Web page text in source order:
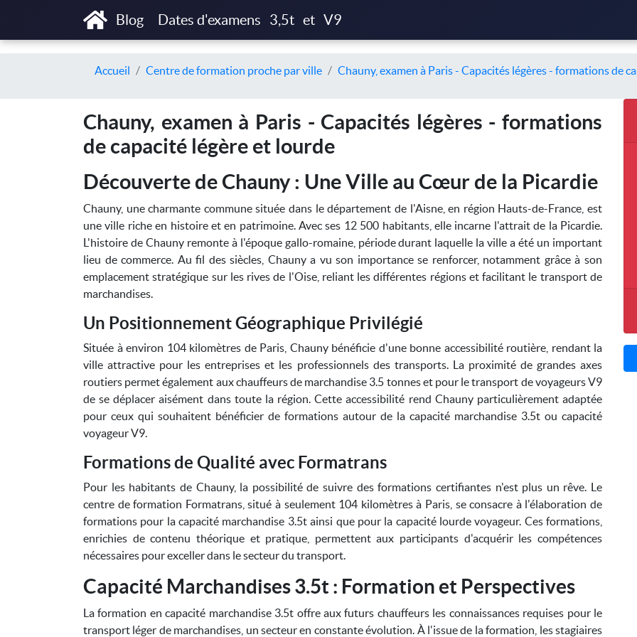
Blog Dates d'examens 3,5t et V9
Accueil Centre de formation proche par ville Chauny, examen à Paris - Capacités légères - formations de
Chauny, examen à Paris - Capacités légères - formations
de capacité légère et lourde
Découverte de Chauny : Une Ville au Cœur de la Picardie
Chauny, une charmante commune située dans le département de l'Aisne, en région Hauts-de-France, est
une ville riche en histoire et en patrimoine. Avec ses 12 500 habitants, elle incarne l'attrait de la Picardie.
L'histoire de Chauny remonte à l'époque gallo-romaine, période durant laquelle la ville a été un important
lieu de commerce. Au fil des siècles, Chauny a vu son importance se renforcer, notamment grâce à son
emplacement stratégique sur les rives de l'Oise, reliant les différentes régions et facilitant le transport de
marchandises.
Un Positionnement Géographique Privilégié
Située à environ 104 kilomètres de Paris, Chauny bénéficie d'une bonne accessibilité routière, rendant la
ville attractive pour les entreprises et les professionnels des transports. La proximité de grandes axes
routiers permet également aux chauffeurs de marchandise 3.5 tonnes et pour le transport de voyageurs V9
de se déplacer aisément dans toute la région. Cette accessibilité rend Chauny particulièrement adaptée
pour ceux qui souhaitent bénéficier de formations autour de la capacité marchandise 3.5t ou capacité
voyageur V9.
Formations de Qualité avec Formatrans
Pour les habitants de Chauny, la possibilité de suivre des formations certifiantes n'est plus un rêve. Le
centre de formation Formatrans, situé à seulement 104 kilomètres à Paris, se consacre à l'élaboration de
formations pour la capacité marchandise 3.5t ainsi que pour la capacité lourde voyageur. Ces formations,
enrichies de contenu théorique et pratique, permettent aux participants d'acquérir les compétences
nécessaires pour exceller dans le secteur du transport.
Capacité Marchandises 3.5t : Formation et Perspectives
La formation en capacité marchandise 3.5t offre aux futurs chauffeurs les connaissances requises pour le
transport léger de marchandises, un secteur en constante évolution. À l'issue de la formation, les stagiaires